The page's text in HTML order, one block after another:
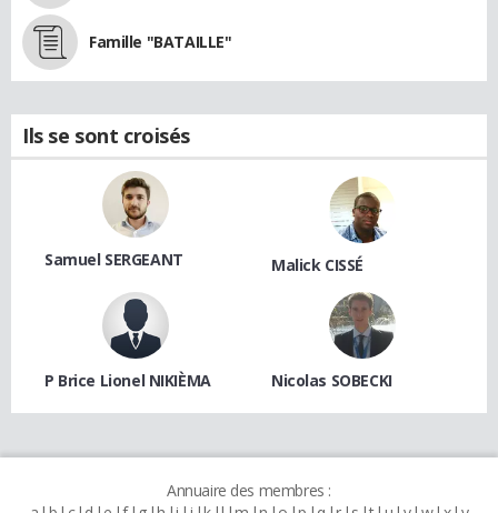
Famille "BATAILLE"
Ils se sont croisés
Samuel SERGEANT Malick CISSÉ
P Brice Lionel NIKIÈMA Nicolas SOBECKI
Annuaire des membres :